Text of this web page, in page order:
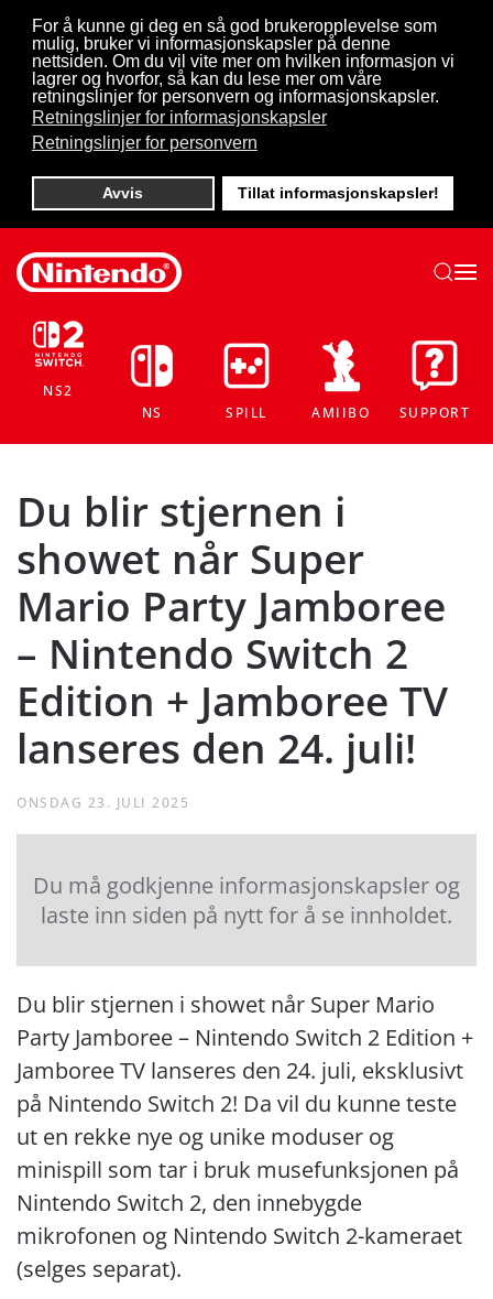
For å kunne gi deg en så god brukeropplevelse som
mulig, bruker vi informasjonskapsler på denne
nettsiden. Om du vil vite mer om hvilken informasjon vi
lagrer og hvorfor, så kan du lese mer om våre
retningslinjer for personvern og informasjonskapsler.
Retningslinjer for informasjonskapsler
Retningslinjer for personvern
Avvis Tillat informasjonskapsler!
Skip to main content
NS2
NS
SPILL AMIIBO SUPPORT
Du blir stjernen i
showet når Super
Mario Party Jamboree
– Nintendo Switch 2
Edition + Jamboree TV
lanseres den 24. juli!
ONSDAG 23. JULI 2025
Du må godkjenne informasjonskapsler og
laste inn siden på nytt for å se innholdet.
Du blir stjernen i showet når Super Mario
Party Jamboree – Nintendo Switch 2 Edition +
Jamboree TV lanseres den 24. juli, eksklusivt
på Nintendo Switch 2! Da vil du kunne teste
ut en rekke nye og unike moduser og
minispill som tar i bruk musefunksjonen på
Nintendo Switch 2, den innebygde
mikrofonen og Nintendo Switch 2-kameraet
(selges separat).